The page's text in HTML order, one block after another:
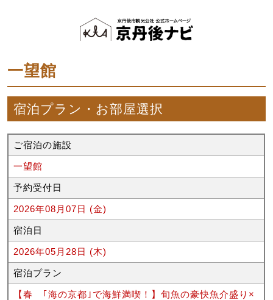
一望館
宿泊プラン・お部屋選択
ご宿泊の施設
一望館
予約受付日
2026年08月07日 (金)
宿泊日
2026年05月28日 (木)
宿泊プラン
【春 ｢海の京都｣で海鮮満喫！】旬魚の豪快魚介盛り×